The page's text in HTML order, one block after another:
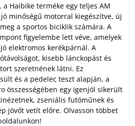
Haibike terméke egy teljes AM
minőségű motorral kiegészítve, új
a sportos biciklik számára. A
figyelembe lett véve, amelyek
elektromos kerékpárnál. A
kisebb lánckopást és
szeretnének látni. Ez
és a pedelec teszt alapján, a
összességében egy igenjól sikerült
zseniális futóműnek és
jövőt vetít előre. Olvasson többet